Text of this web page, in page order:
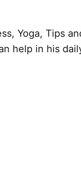
Yoga, Tips
help in his